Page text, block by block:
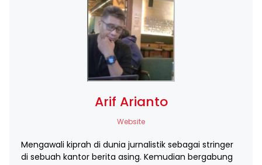
Arif Arianto
Website
Mengawali kiprah di dunia jurnalistik sebagai stringer
di sebuah kantor berita asing. Kemudian bergabung